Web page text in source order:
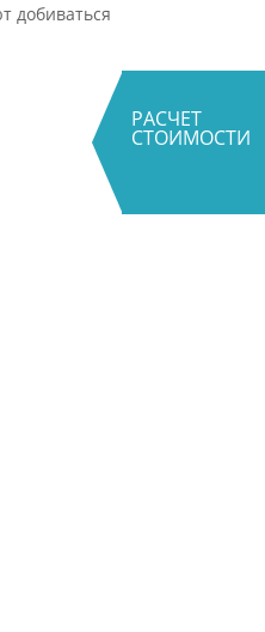
РАСЧЕТ
СТОИМОСТИ
добиваться